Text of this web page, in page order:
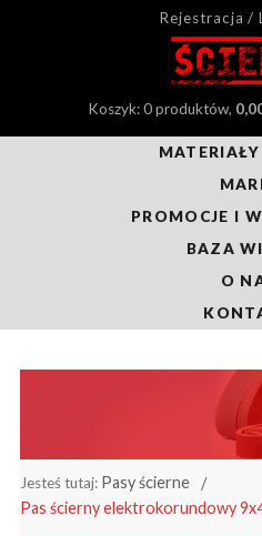
Rejestracja /
Koszyk: 0 produktów,
MATERIAŁY
PROMOCJE I
BAZA
O
Jesteś tutaj: Pasy ścierne
Pas ścierny elektrokorundowy